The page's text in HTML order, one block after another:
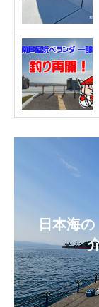
日本海